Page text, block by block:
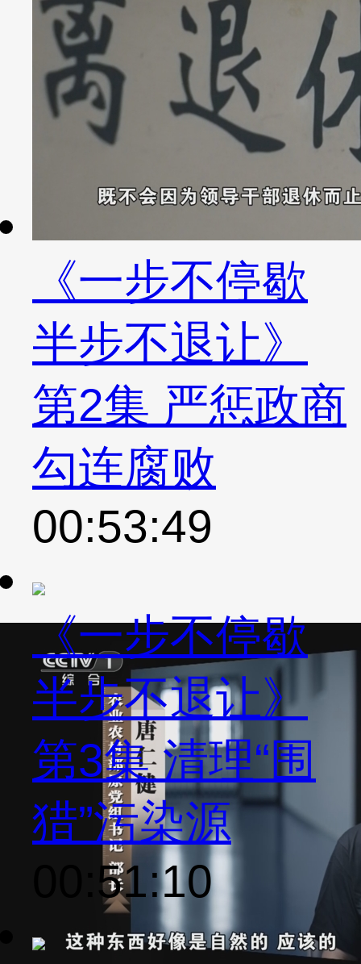
《一步不停歇
半步不退让》
第2集 严惩政商
勾连腐败
00:53:49
《一步不停歇
半步不退让》
第3集 清理“围
猎”污染源
00:51:10